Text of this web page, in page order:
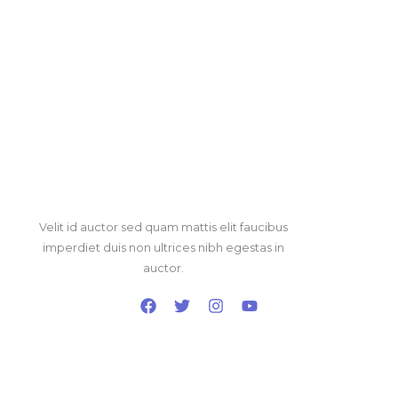
Velit id auctor sed quam mattis elit faucibus
imperdiet duis non ultrices nibh egestas in
auctor.